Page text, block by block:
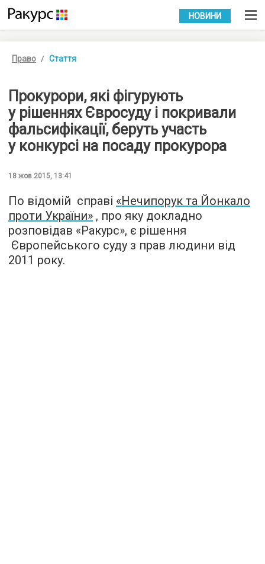
УКР РУС
НОВИНИ
Право Стаття
Прокурори, які фігурують
у рішеннях Євросуду і покривали
фальсифікації, беруть участь
у конкурсі на посаду прокурора
18 жов 2015, 13:41
По відомій справі «Нечипорук та Йонкало
проти України» , про яку докладно
розповідав «Ракурc», є рішення
Європейського суду з прав людини від
2011 року.